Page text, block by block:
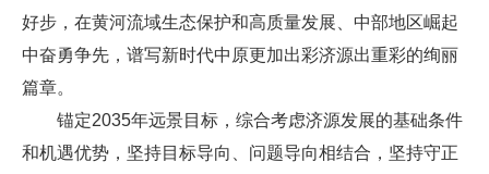
好步，在黄河流域生态保护和高质量发展、中部地区崛起
中奋勇争先，谱写新时代中原更加出彩济源出重彩的绚丽
篇章。
锚定2035年远景目标，综合考虑济源发展的基础条件
和机遇优势，坚持目标导向、问题导向相结合，坚持守正